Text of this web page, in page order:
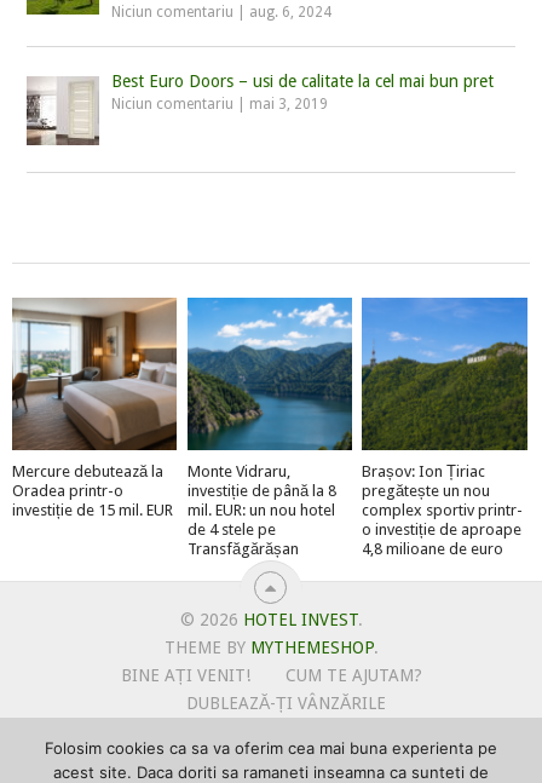
Niciun comentariu aug. 6, 2024
Best Euro Doors – usi de calitate la cel mai bun pret
Niciun comentariu mai 3, 2019
Mercure debutează la
Oradea printr-o
investiție de 15 mil. EUR
Monte Vidraru,
investiție de până la 8
mil. EUR: un nou hotel
de 4 stele pe
Transfăgărășan
Brașov: Ion Țiriac
pregătește un nou
complex sportiv printr-
o investiție de aproape
4,8 milioane de euro
© 2026 HOTEL INVEST.
THEME BY MYTHEMESHOP.
BINE AȚI VENIT!
CUM TE AJUTAM?
DUBLEAZĂ-ȚI VÂNZĂRILE
POLITICA DE UTILIZARE COOKIE-URI
Folosim cookies ca sa va oferim cea mai buna experienta pe
acest site. Daca doriti sa ramaneti inseamna ca sunteti de